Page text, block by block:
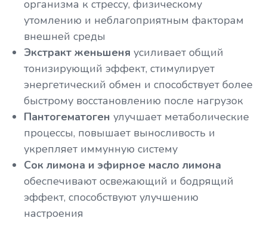
организма к стрессу, физическому
утомлению и неблагоприятным факторам
внешней среды
Экстракт женьшеня усиливает общий
тонизирующий эффект, стимулирует
энергетический обмен и способствует более
быстрому восстановлению после нагрузок
Пантогематоген улучшает метаболические
процессы, повышает выносливость и
укрепляет иммунную систему
Сок лимона и эфирное масло лимона
обеспечивают освежающий и бодрящий
эффект, способствуют улучшению
настроения